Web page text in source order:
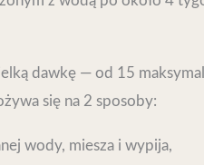
dawkę — od 15
się na 2 sposoby:
wody, miesza i wypija,